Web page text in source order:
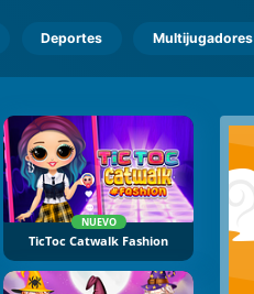
Deportes Multijugadores
NUEVO
TicToc Catwalk Fashion